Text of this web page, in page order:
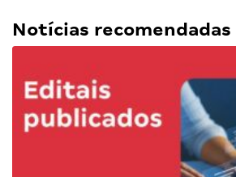
Notícias recomendadas